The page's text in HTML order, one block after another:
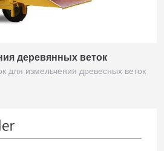
деревянных веток
для измельчения древесных веток